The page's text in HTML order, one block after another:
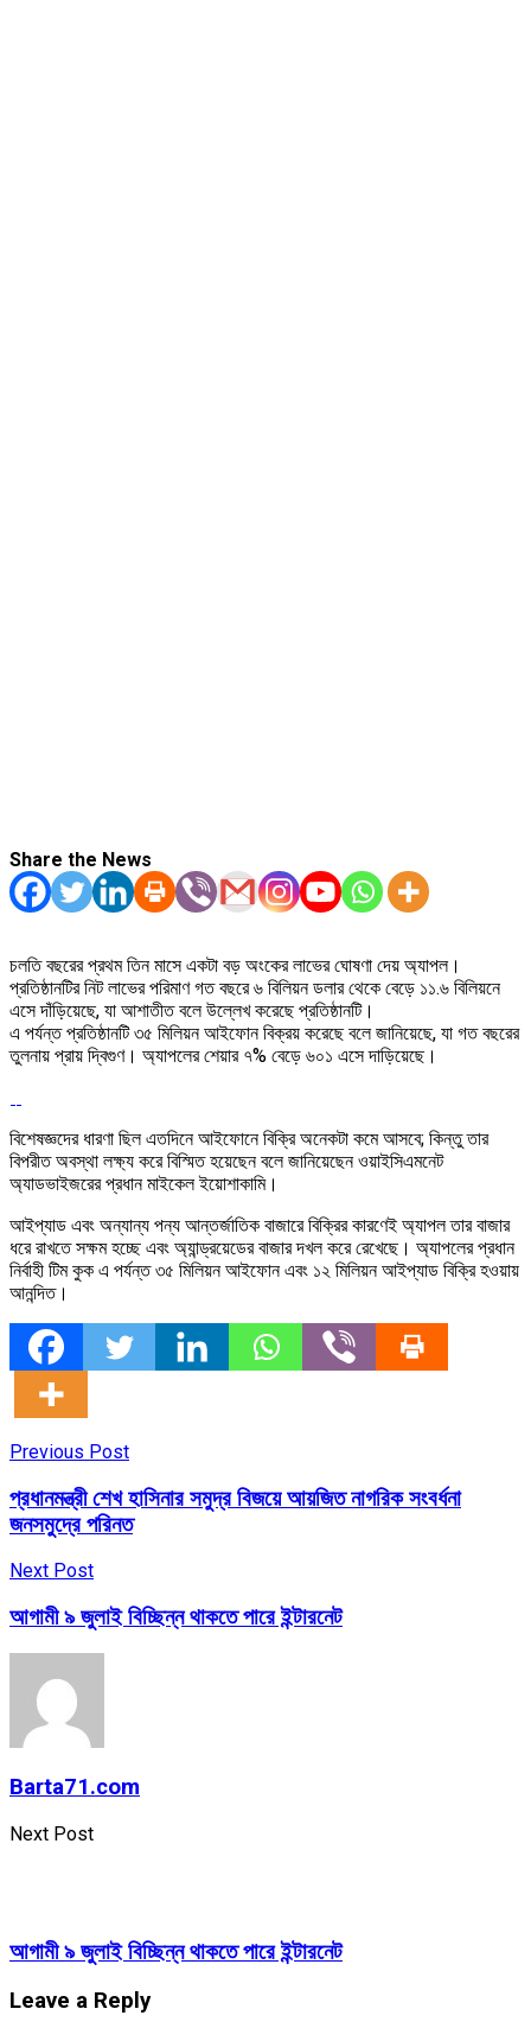
Share the News
চলতি বছরের প্রথম তিন মাসে একটা বড় অংকের লাভের ঘোষণা দেয় অ্যাপল।
প্রতিষ্ঠানটির নিট লাভের পরিমাণ গত বছরে ৬ বিলিয়ন ডলার থেকে বেড়ে ১১.৬ বিলিয়নে
এসে দাঁড়িয়েছে, যা আশাতীত বলে উল্লেখ করেছে প্রতিষ্ঠানটি।
এ পর্যন্ত প্রতিষ্ঠানটি ৩৫ মিলিয়ন আইফোন বিক্রয় করেছে বলে জানিয়েছে, যা গত বছরের
তুলনায় প্রায় দ্বিগুণ। অ্যাপলের শেয়ার ৭% বেড়ে ৬০১ এসে দাড়িয়েছে।
বিশেষজ্ঞদের ধারণা ছিল এতদিনে আইফোনে বিক্রি অনেকটা কমে আসবে; কিন্তু তার
বিপরীত অবস্থা লক্ষ্য করে বিস্মিত হয়েছেন বলে জানিয়েছেন ওয়াইসিএমনেট
অ্যাডভাইজরের প্রধান মাইকেল ইয়োশাকামি।
আইপ্যাড এবং অন্যান্য পন্য আন্তর্জাতিক বাজারে বিক্রির কারণেই অ্যাপল তার বাজার
ধরে রাখতে সক্ষম হচ্ছে এবং অ্যান্ড্রয়েডের বাজার দখল করে রেখেছে। অ্যাপলের প্রধান
নির্বাহী টিম কুক এ পর্যন্ত ৩৫ মিলিয়ন আইফোন এবং ১২ মিলিয়ন আইপ্যাড বিক্রি হওয়ায়
আনন্দিত।
Previous Post
প্রধানমন্ত্রী শেখ হাসিনার সমুদ্র বিজয়ে আয়জিত নাগরিক সংবর্ধনা
জনসমুদ্রে পরিনত
Next Post
আগামী ৯ জুলাই বিচ্ছিন্ন থাকতে পারে ইন্টারনেট
Barta71.com
Next Post
আগামী ৯ জুলাই বিচ্ছিন্ন থাকতে পারে ইন্টারনেট
Leave a Reply